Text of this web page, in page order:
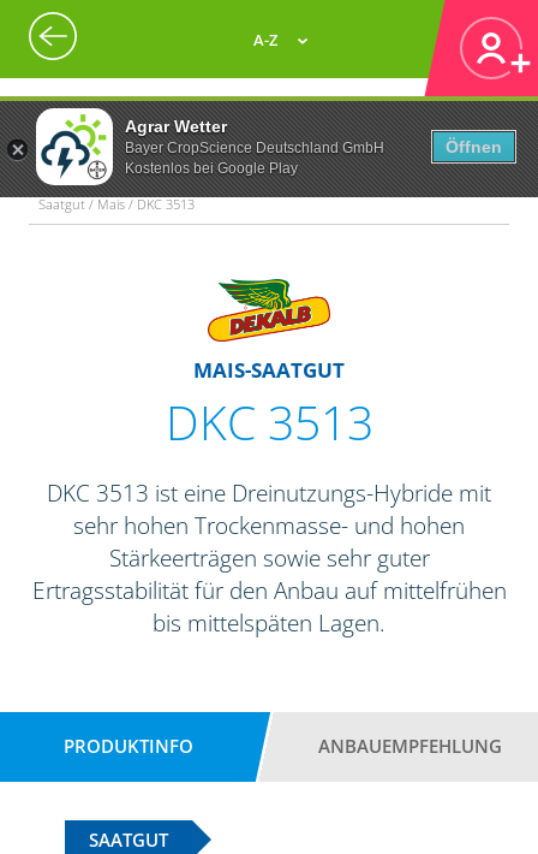
Agrar Wetter
Bayer CropScience Deutschland GmbH
Kostenlos bei Google Play
Öffnen
A-Z
Saatgut / Mais / DKC 3513
MAIS-SAATGUT
DKC 3513
DKC 3513 ist eine Dreinutzungs-Hybride mit
sehr hohen Trockenmasse- und hohen
Stärkeerträgen sowie sehr guter
Ertragsstabilität für den Anbau auf mittelfrühen
bis mittelspäten Lagen.
PRODUKTINFO ANBAUEMPFEHLUNG
SAATGUT